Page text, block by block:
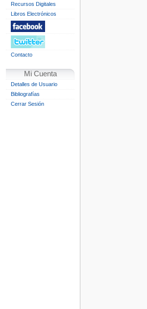
Recursos Digitales
Libros Electrónicos
Contacto
Mi Cuenta
Detalles de Usuario
Bibliografías
Cerrar Sesión